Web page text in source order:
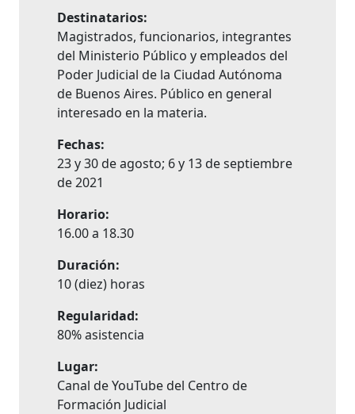
Destinatarios:
Magistrados, funcionarios, integrantes
del Ministerio Público y empleados del
Poder Judicial de la Ciudad Autónoma
de Buenos Aires. Público en general
interesado en la materia.
Fechas:
23 y 30 de agosto; 6 y 13 de septiembre
de 2021
Horario:
16.00 a 18.30
Duración:
10 (diez) horas
Regularidad:
80% asistencia
Lugar:
Canal de YouTube del Centro de
Formación Judicial